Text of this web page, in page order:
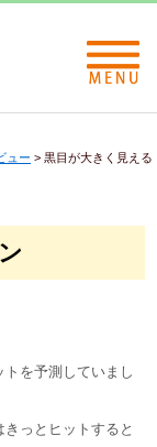
ュー > 黒目が大きく見える
を予測していまし
っとヒットすると